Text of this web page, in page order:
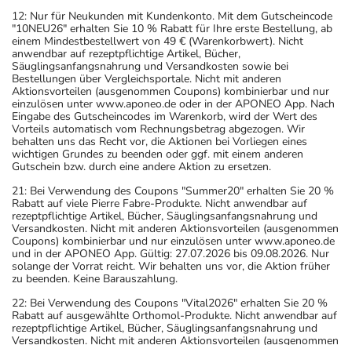
dem auf der Packung oder der Umverpackung
angegebenen Verfallsdatum. Das Verfallsdatum bezieht
sich auf den letzten Tag des angegebenen Monats.
12: Nur für Neukunden mit Kundenkonto. Mit dem Gutscheincode
"10NEU26" erhalten Sie 10 % Rabatt für Ihre erste Bestellung, ab
einem Mindestbestellwert von 49 € (Warenkorbwert). Nicht
anwendbar auf rezeptpflichtige Artikel, Bücher,
Säuglingsanfangsnahrung und Versandkosten sowie bei
Bestellungen über Vergleichsportale. Nicht mit anderen
Aktionsvorteilen (ausgenommen Coupons) kombinierbar und nur
einzulösen unter www.aponeo.de oder in der APONEO App. Nach
Eingabe des Gutscheincodes im Warenkorb, wird der Wert des
Vorteils automatisch vom Rechnungsbetrag abgezogen. Wir
behalten uns das Recht vor, die Aktionen bei Vorliegen eines
wichtigen Grundes zu beenden oder ggf. mit einem anderen
Gutschein bzw. durch eine andere Aktion zu ersetzen.
21: Bei Verwendung des Coupons "Summer20" erhalten Sie 20 %
Rabatt auf viele Pierre Fabre-Produkte. Nicht anwendbar auf
rezeptpflichtige Artikel, Bücher, Säuglingsanfangsnahrung und
Versandkosten. Nicht mit anderen Aktionsvorteilen (ausgenommen
Coupons) kombinierbar und nur einzulösen unter www.aponeo.de
und in der APONEO App. Gültig: 27.07.2026 bis 09.08.2026. Nur
solange der Vorrat reicht. Wir behalten uns vor, die Aktion früher
zu beenden. Keine Barauszahlung.
22: Bei Verwendung des Coupons "Vital2026" erhalten Sie 20 %
Rabatt auf ausgewählte Orthomol-Produkte. Nicht anwendbar auf
rezeptpflichtige Artikel, Bücher, Säuglingsanfangsnahrung und
Versandkosten. Nicht mit anderen Aktionsvorteilen (ausgenommen